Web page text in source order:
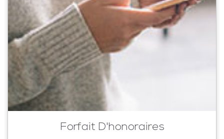
Forfait D'honoraires